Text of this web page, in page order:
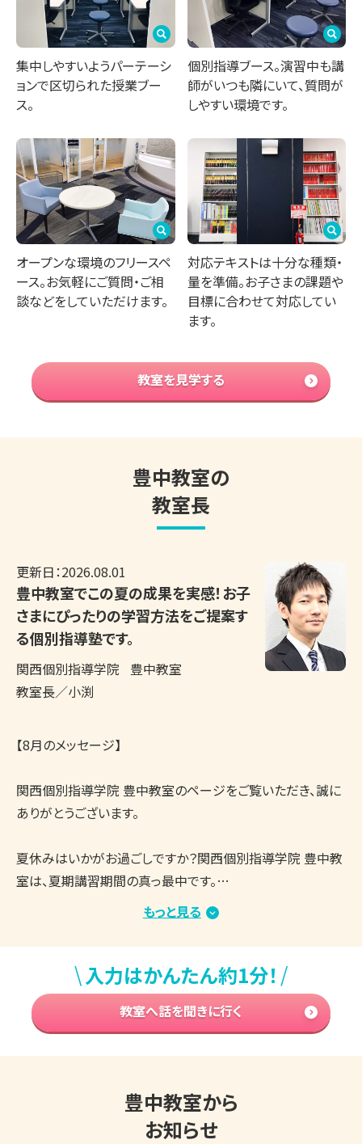
集中しやすいようパーテーシ
ョンで区切られた授業ブー
ス。
個別指導ブース。演習中も講
師がいつも隣にいて、質問が
しやすい環境です。
オープンな環境のフリースペ
ース。お気軽にご質問・ご相
談などをしていただけます。
対応テキストは十分な種類・
量を準備。お子さまの課題や
目標に合わせて対応してい
ます。
教室を見学する
豊中教室の
教室長
更新日：2026.08.01
豊中教室でこの夏の成果を実感！お子
さまにぴったりの学習方法をご提案す
る個別指導塾です。
関西個別指導学院
豊中教室
教室長／小渕
【8月のメッセージ】
関西個別指導学院 豊中教室のページをご覧いただき、誠に
ありがとうございます。
夏休みはいかがお過ごしですか？関西個別指導学院 豊中教
室は、夏期講習期間の真っ最中です。
教室内は涼しく、集中して学習できる環境を整えており、生
徒さんたちはしっかりと授業や自習に取り組んでいます。
格・成績アップに向けてがんばっている方が多くいらっしゃる
と思います。
もし、学習を進める中で「今の勉強方法でいいのかな？」「取
り組む内容は合っている？」「もっと効率のいい勉強方法はな
▼今の時期、よくいただくご相談内容
もっと見る
\入力はかんたん約1分！ /
教室へ話を聞きに行く
豊中教室から
お知らせ